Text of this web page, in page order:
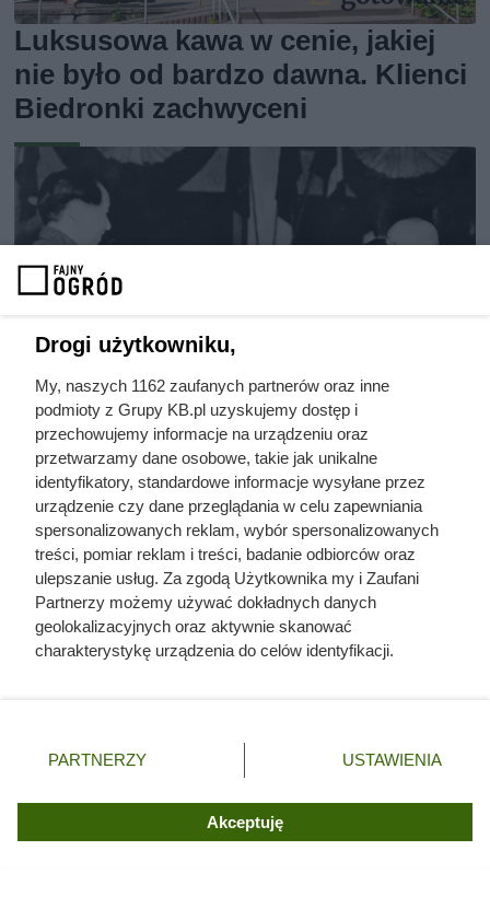
Luksusowa kawa w cenie, jakiej
nie było od bardzo dawna. Klienci
Biedronki zachwyceni
Doprowadził do śmierci większej
liczby ludzi niż Hitler i Stalin
razem wzięci. Mimo to czczą go
jako bohatera
Drogi użytkowniku,
My, naszych 1162 zaufanych partnerów oraz inne
podmioty z Grupy KB.pl uzyskujemy dostęp i
przechowujemy informacje na urządzeniu oraz
przetwarzamy dane osobowe, takie jak unikalne
identyfikatory, standardowe informacje wysyłane przez
urządzenie czy dane przeglądania w celu zapewniania
spersonalizowanych reklam, wybór spersonalizowanych
treści, pomiar reklam i treści, badanie odbiorców oraz
ulepszanie usług. Za zgodą Użytkownika my i Zaufani
Partnerzy możemy używać dokładnych danych
geolokalizacyjnych oraz aktywnie skanować
charakterystykę urządzenia do celów identyfikacji.
zmienić/wycofać klikając przycisk ustawień prywatności
znajdujący się w lewym dolnym rogu strony. Niektóre
użytkownika, ale masz prawo sprzeciwić się takiemu
przetwarzaniu. Preferencje będą miały zastosowania tylko
PARTNERZY USTAWIENIA
Akceptuję